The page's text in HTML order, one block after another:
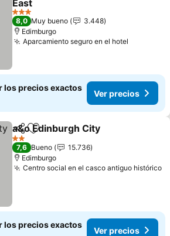
East
3 Estrellas
8,0 Muy bueno
3.448
Edimburgo
Aparcamiento seguro en el hotel
los precios exactos
Ver precios
CompartirAgregar a favoritos
a&o Edinburgh City
2 Estrellas
7,6 Bueno
15.736
Edimburgo
Centro social en el casco antiguo histórico
los precios exactos
Ver precios